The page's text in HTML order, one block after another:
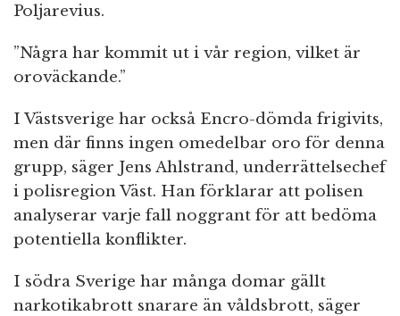
Poljarevius.
”Några har kommit ut i vår region, vilket är
oroväckande.”
I Västsverige har också Encro-dömda frigivits,
men där finns ingen omedelbar oro för denna
grupp, säger Jens Ahlstrand, underrättelsechef
i polisregion Väst. Han förklarar att polisen
analyserar varje fall noggrant för att bedöma
potentiella konflikter.
I södra Sverige har många domar gällt
narkotikabrott snarare än våldsbrott, säger